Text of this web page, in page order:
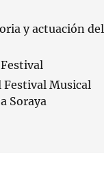
y actuación del
Festival Musical
Soraya